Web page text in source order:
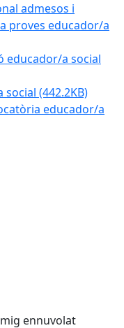
admesos i
proves educador/a
educador/a social
social (442.2KB)
educador/a